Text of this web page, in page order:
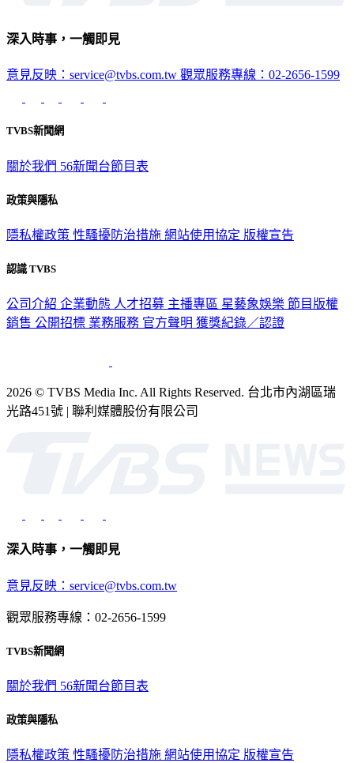
深入時事，一觸即見
意見反映：service@tvbs.com.tw 觀眾服務專線：02-2656-1599
TVBS新聞網
關於我們 56新聞台節目表
政策與隱私
隱私權政策 性騷擾防治措施 網站使用協定 版權宣告
認識 TVBS
公司介紹 企業動態 人才招募 主播專區 星藝象娛樂 節目版權
銷售 公開招標 業務服務 官方聲明 獲獎紀錄／認證
2026 © TVBS Media Inc. All Rights Reserved. 台北市內湖區瑞
光路451號 | 聯利媒體股份有限公司
深入時事，一觸即見
意見反映：service@tvbs.com.tw
觀眾服務專線：02-2656-1599
TVBS新聞網
關於我們 56新聞台節目表
政策與隱私
隱私權政策 性騷擾防治措施 網站使用協定 版權宣告